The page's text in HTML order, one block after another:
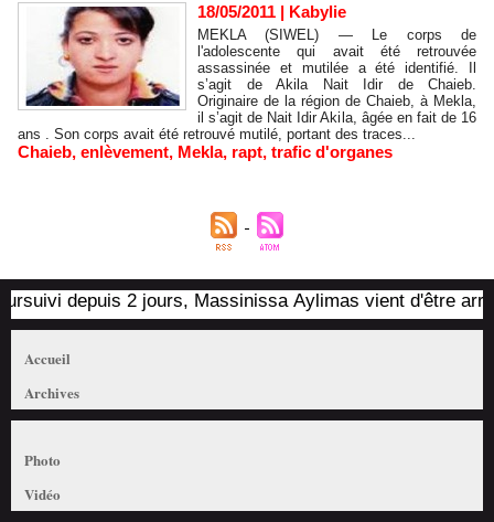
18/05/2011 | Kabylie
MEKLA (SIWEL) — Le corps de
l'adolescente qui avait été retrouvée
assassinée et mutilée a été identifié. Il
s’agit de Akila Nait Idir de Chaieb.
Originaire de la région de Chaieb, à Mekla,
il s’agit de Nait Idir Akila, âgée en fait de 16
ans . Son corps avait été retrouvé mutilé, portant des traces...
Chaieb, enlèvement, Mekla, rapt, trafic d'organes
depuis 2 jours, Massinissa Aylimas vient d'être arrêté
Accueil
Archives
Photo
Vidéo